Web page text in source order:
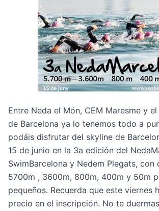
Entre Neda el Món, CEM Maresme y
de Barcelona ya lo tenemos todo a
podáis disfrutar del skyline de
15 de junio en la 3a edición del
SwimBarcelona y Nedem Plegats, con
5700m , 3600m, 800m, 400m y 50m
pequeños. Recuerda que este viernes
precio en el inscripción. No te